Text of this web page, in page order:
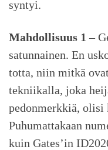
syntyi.
Mahdollisuus 1 –
satunnainen. En
totta, niin mitkä
tekniikalla, joka
pedonmerkkiä, olisi
Puhumattakaan
kuin Gates’in